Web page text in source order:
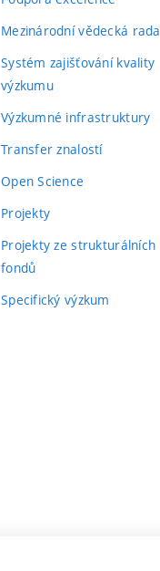
Mezinárodní vědecká rada
Systém zajišťování kvality
výzkumu
Výzkumné infrastruktury
Transfer znalostí
Open Science
Projekty
Projekty ze strukturálních
fondů
Specifický výzkum